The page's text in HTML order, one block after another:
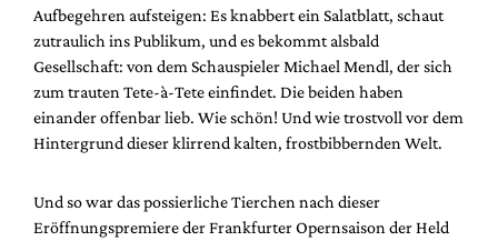
Aufbegehren aufsteigen: Es knabbert ein Salatblatt, schaut
zutraulich ins Publikum, und es bekommt alsbald
Gesellschaft: von dem Schauspieler Michael Mendl, der sich
zum trauten Tete-à-Tete einfindet. Die beiden haben
einander offenbar lieb. Wie schön! Und wie trostvoll vor dem
Hintergrund dieser klirrend kalten, frostbibbernden Welt.
Und so war das possierliche Tierchen nach dieser
Eröffnungspremiere der Frankfurter Opernsaison der Held